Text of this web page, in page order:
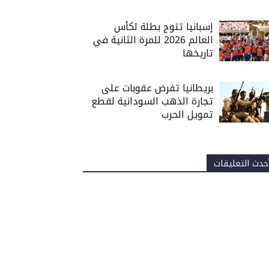
إسبانيا تتوج بطلة لكأس
العالم 2026 للمرة الثانية في
تاريخها
بريطانيا تفرض عقوبات على
تجارة الذهب السودانية لقطع
تمويل الحرب
التعليقات